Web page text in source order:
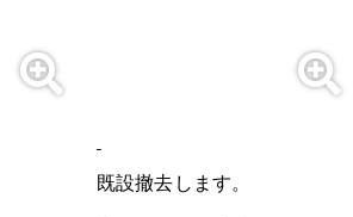
既設撤去します。